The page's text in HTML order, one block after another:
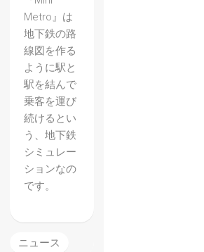
Metro』は
地下鉄の路
線図を作る
ように駅と
駅を結んで
乗客を運び
続けるとい
う、地下鉄
シミュレー
ションなの
です。
ニュース
【DUE
LYST
】
Diablo
3や
Rogue
Legacy
スタッ
フの手
掛ける